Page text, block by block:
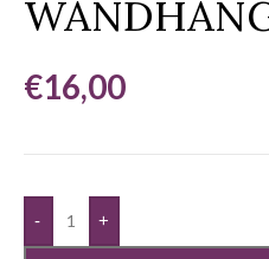
€16,00
- +